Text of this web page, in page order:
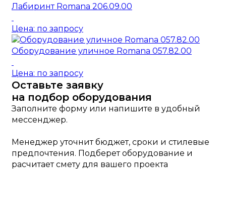
Лабиринт Romana 206.09.00
Цена: по запросу
Оборудование уличное Romana 057.82.00
Цена: по запросу
Оставьте заявку
на подбор оборудования
Заполните форму или напишите в удобный
мессенджер.
Менеджер уточнит бюджет, сроки и стилевые
предпочтения. Подберет оборудование и
расчитает смету для вашего проекта